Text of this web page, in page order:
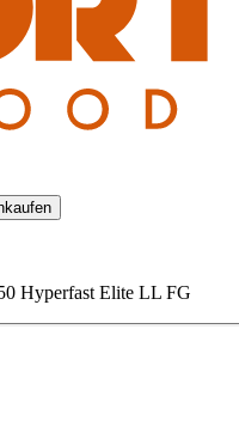
Hyperfast Elite LL FG